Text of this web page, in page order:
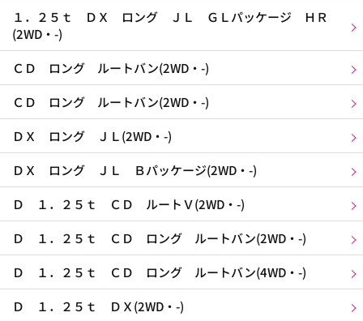
１．２５ｔ ＤＸ ロング ＪＬ ＧＬパッケージ ＨＲ
(2WD・-)
ＣＤ ロング ルートバン(2WD・-)
ＣＤ ロング ルートバン(2WD・-)
ＤＸ ロング ＪＬ(2WD・-)
ＤＸ ロング ＪＬ Ｂパッケージ(2WD・-)
Ｄ １．２５ｔ ＣＤ ルートＶ(2WD・-)
Ｄ １．２５ｔ ＣＤ ロング ルートバン(2WD・-)
Ｄ １．２５ｔ ＣＤ ロング ルートバン(4WD・-)
Ｄ １．２５ｔ ＤＸ(2WD・-)